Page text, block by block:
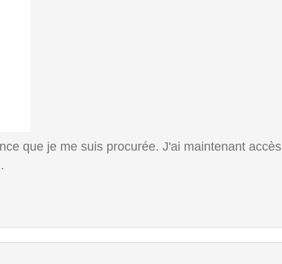
que je me suis procurée. J'ai maintenant accès